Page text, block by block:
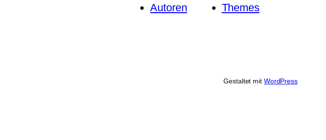
Autoren
Themes
Gestaltet mit WordPress